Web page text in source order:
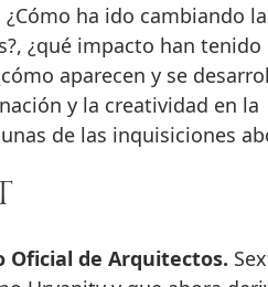
ha ido cambiando
¿qué impacto han tenido
aparecen y se
y la creatividad en la
de las inquisiciones
Oficial de Arquitectos.